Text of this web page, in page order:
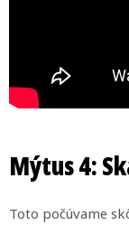
Mýtus 4:
Toto počúvame